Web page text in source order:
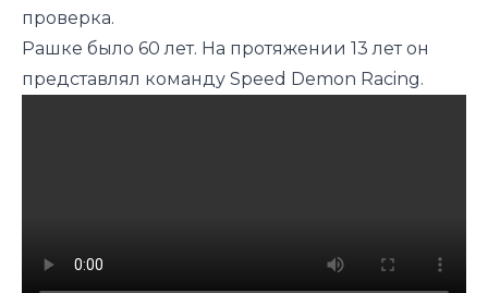
проверка.
Рашке было 60 лет. На протяжении 13 лет он
представлял команду Speed Demon Racing.